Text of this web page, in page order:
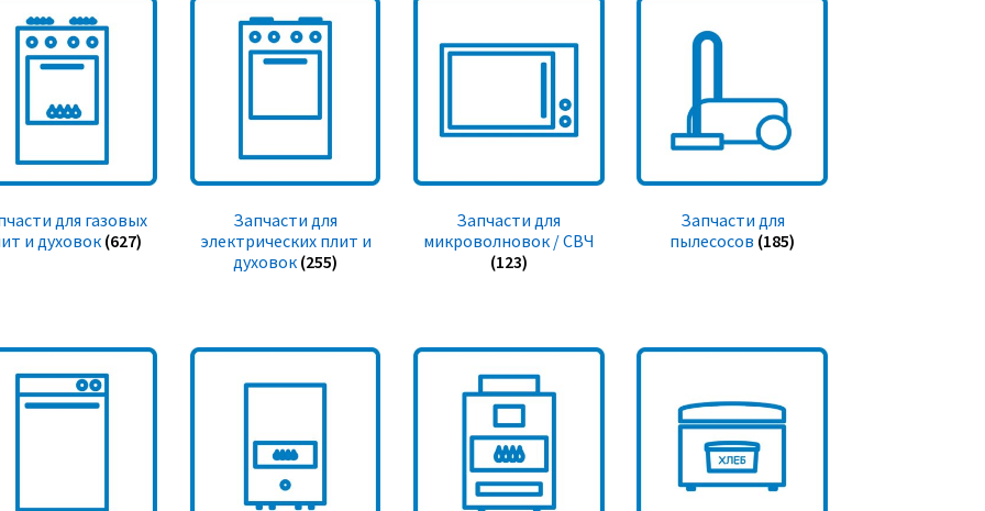
для газовых
и духовок (627)
Запчасти для
электрических плит и
духовок (255)
Запчасти для
микроволновок / СВЧ
(123)
Запчасти для
пылесосов (185)